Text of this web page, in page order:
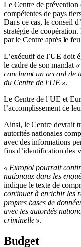
Le Centre de prévention
compétentes de pays
Dans ce cas, le conseil
stratégie de
par le Centre après le
L’exécutif de l’UE doit
le cadre de son mandat
concluant un accord de
du Centre de l’UE ».
Le Centre de l’UE et
l’accomplissement de
Ainsi, le Centre devrait
autorités nationales
avec des informations
fins d’identification des
« Europol pourrait
nationaux dans les
indique le texte de
continuer à enrichir les
propres bases de
avec les autorités
criminelle ».
Budget